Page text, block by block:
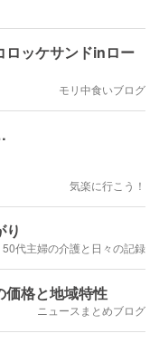
ロッケサンドinロー
モリ中食いブログ
気楽に行こう！
り
50代主婦の介護と日々の記録
価格と地域特性
ニュースまとめブログ